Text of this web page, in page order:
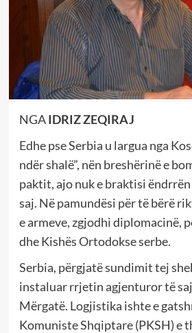
NGAIDRIZ ZEQIRAJ
Edhe pse Serbia u largua nga
ndër shalë”, nën breshërinë e
paktit, ajo nuk e braktisi
saj. Në pamundësi për të bërë
e armeve, zgjodhi diplomacinë,
dhe Kishës Ortodokse serbe.
Serbia, përgjatë sundimit tej
instaluar rrjetin agjenturor të
Mërgatë. Logjistika ishte e
Komuniste Shqiptare (PKSH) e